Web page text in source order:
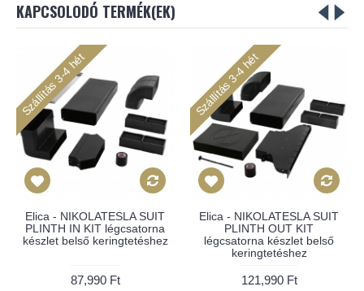
KAPCSOLODÓ TERMÉK(EK)
4 hét
- NIKOLATESLA SUIT
IN KIT légcsatorna
belső keringtetéshez
87,990 Ft
Szállítás 3-4 hét
Elica - NIKOLATESLA SUIT
PLINTH OUT KIT
légcsatorna készlet belső
keringtetéshez
121,990 Ft
Elica -